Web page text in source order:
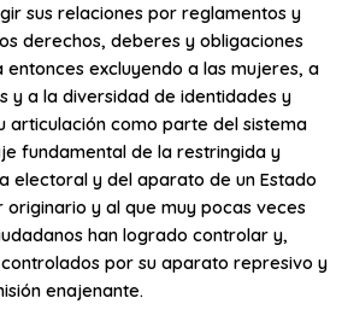
sus relaciones por reglamentos y
derechos, deberes y obligaciones
excluyendo a las mujeres, a
y a la diversidad de identidades y
articulación como parte del sistema
fundamental de la restringida y
electoral y del aparato de un Estado
y al que muy pocas veces
han logrado controlar y,
por su aparato represivo y
enajenante.